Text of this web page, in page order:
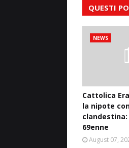
QUESTI
NEWS
Cattolica
la nipote
69enne
August 07,